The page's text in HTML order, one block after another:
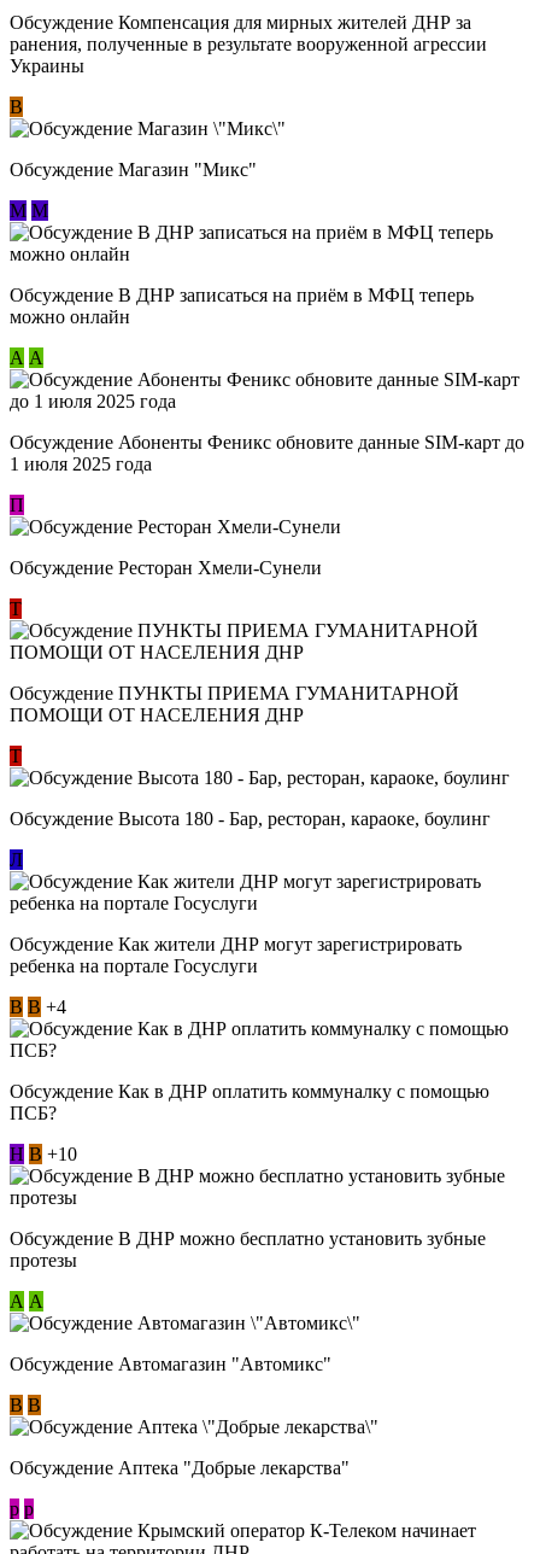
Обсуждение Компенсация для мирных жителей ДНР за
ранения, полученные в результате вооруженной агрессии
Украины
В
Обсуждение Магазин "Микс"
М М
Обсуждение В ДНР записаться на приём в МФЦ теперь
можно онлайн
А А
Обсуждение Абоненты Феникс обновите данные SIM-карт до
1 июля 2025 года
П
Обсуждение Ресторан Хмели-Сунели
Т
Обсуждение ​ПУНКТЫ ПРИЕМА ГУМАНИТАРНОЙ
ПОМОЩИ ОТ НАСЕЛЕНИЯ ДНР
Т
Обсуждение Высота 180 - Бар, ресторан, караоке, боулинг
Л
Обсуждение Как жители ДНР могут зарегистрировать
ребенка на портале Госуслуги
В В +4
Обсуждение Как в ДНР оплатить коммуналку с помощью
ПСБ?
Н В +10
Обсуждение В ДНР можно бесплатно установить зубные
протезы
А А
Обсуждение Автомагазин "Автомикс"
В В
Обсуждение Аптека "Добрые лекарства"
p p